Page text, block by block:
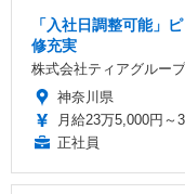
「入社日調整可能」
修充実
株式会社ティアグループ
神奈川県
月給23万5,000円～
正社員